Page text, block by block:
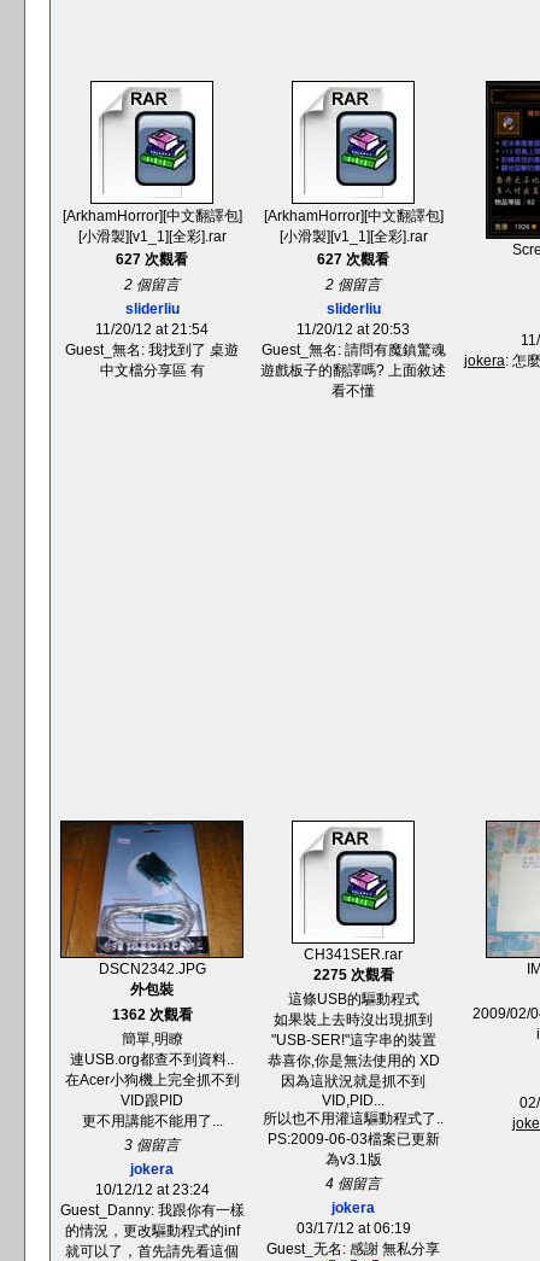
[ArkhamHorror][中文翻譯包]
[小滑製][v1_1][全彩].rar
627 次觀看
2 個留言
sliderliu
11/20/12 at 21:54
Guest_無名: 我找到了 桌遊
中文檔分享區 有
[ArkhamHorror][中文翻譯包]
[小滑製][v1_1][全彩].rar
627 次觀看
2 個留言
sliderliu
11/20/12 at 20:53
Guest_無名: 請問有魔鎮驚魂
遊戲板子的翻譯嗎? 上面敘述
看不懂
jokera: 怎
DSCN2342.JPG
外包裝
1362 次觀看
簡單,明瞭
連USB.org都查不到資料..
在Acer小狗機上完全抓不到
VID跟PID
更不用講能不能用了...
3 個留言
jokera
10/12/12 at 23:24
Guest_Danny: 我跟你有一樣
的情況，更改驅動程式的inf
就可以了，首先請先看這個
CH341SER.rar
2275 次觀看
這條USB的驅動程式
如果裝上去時沒出現抓到
"USB-SER!"這字串的裝置
恭喜你,你是無法使用的 XD
因為這狀況就是抓不到
VID,PID...
所以也不用灌這驅動程式了..
PS:2009-06-03檔案已更新
為v3.1版
4 個留言
jokera
03/17/12 at 06:19
Guest_无名: 感謝 無私分享
2009/02/